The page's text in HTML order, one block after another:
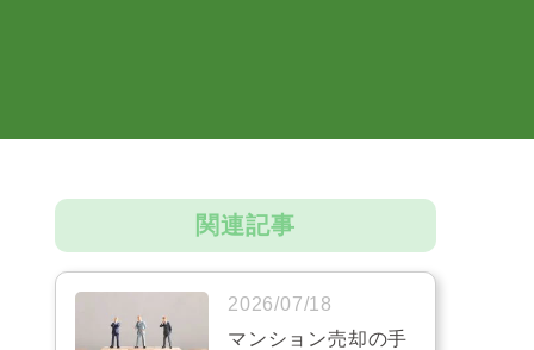
関連記事
2026/07/18
マンション売却の手